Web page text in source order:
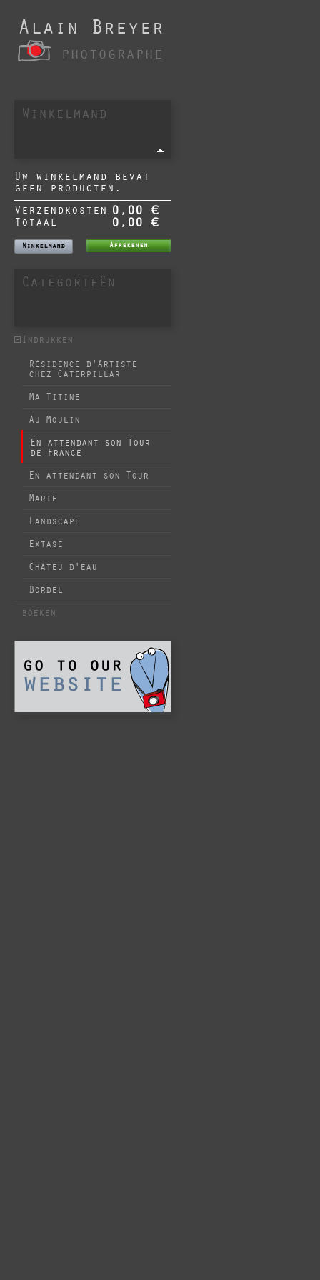
Alain Breyer
photographe
Winkelmand
Uw winkelmand bevat
geen producten.
Verzendkosten 0,00 €
Totaal 0,00 €
Winkelmand Afrekenen
Categorieën
Indrukken
Résidence d'Artiste
chez Caterpillar
Ma Titine
Au Moulin
En attendant son Tour
de France
En attendant son Tour
Marie
Landscape
Extase
Châteu d'eau
Bordel
boeken